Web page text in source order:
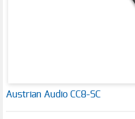
Austrian Audio CC8-SC